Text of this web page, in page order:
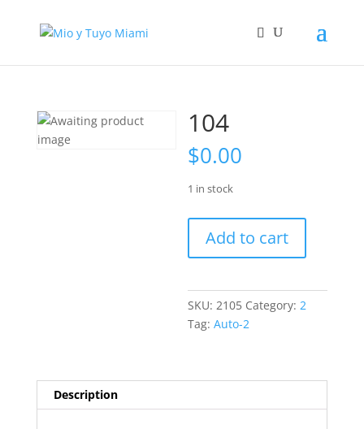
104
$0.00
1 in stock
quantity
Add to cart
SKU:2105 Category:2
Tag:Auto-2
Description